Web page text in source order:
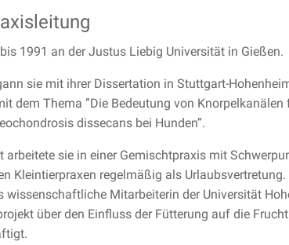
1991 an der Justus Liebig Universität in Gießen.
sie mit ihrer Dissertation in Stuttgart-
dem Thema ”Die Bedeutung von Knorpelkanälen
dissecans bei Hunden”.
arbeitete sie in einer Gemischtpraxis mit
Kleintierpraxen regelmäßig als Urlaubsvertretung.
wissenschaftliche Mitarbeiterin der Universität
über den Einfluss der Fütterung auf die